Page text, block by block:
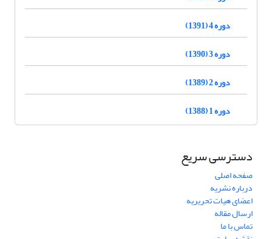
دوره 4 (1391)
دوره 3 (1390)
دوره 2 (1389)
دوره 1 (1388)
دسترسی سریع
صفحه اصلی
درباره نشریه
اعضای هیات تحریریه
ارسال مقاله
تماس با ما